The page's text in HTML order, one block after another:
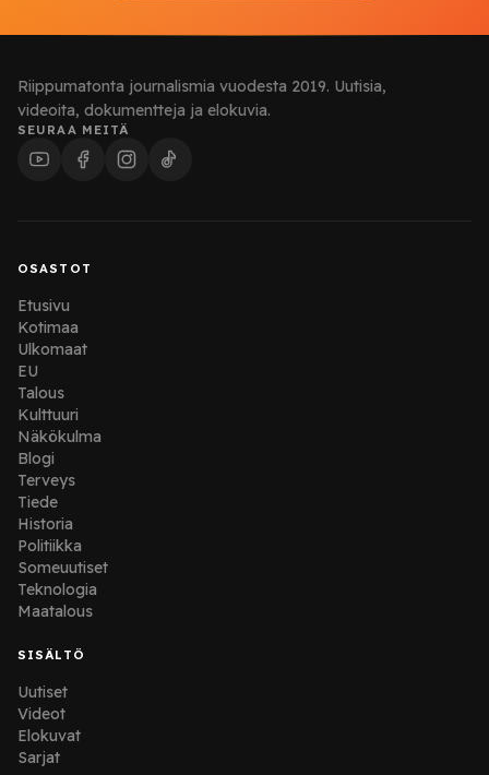
Riippumatonta journalismia vuodesta 2019. Uutisia,
videoita, dokumentteja ja elokuvia.
SEURAA MEITÄ
OSASTOT
Etusivu
Kotimaa
Ulkomaat
EU
Talous
Kulttuuri
Näkökulma
Blogi
Terveys
Tiede
Historia
Politiikka
Someuutiset
Teknologia
Maatalous
SISÄLTÖ
Uutiset
Videot
Elokuvat
Sarjat